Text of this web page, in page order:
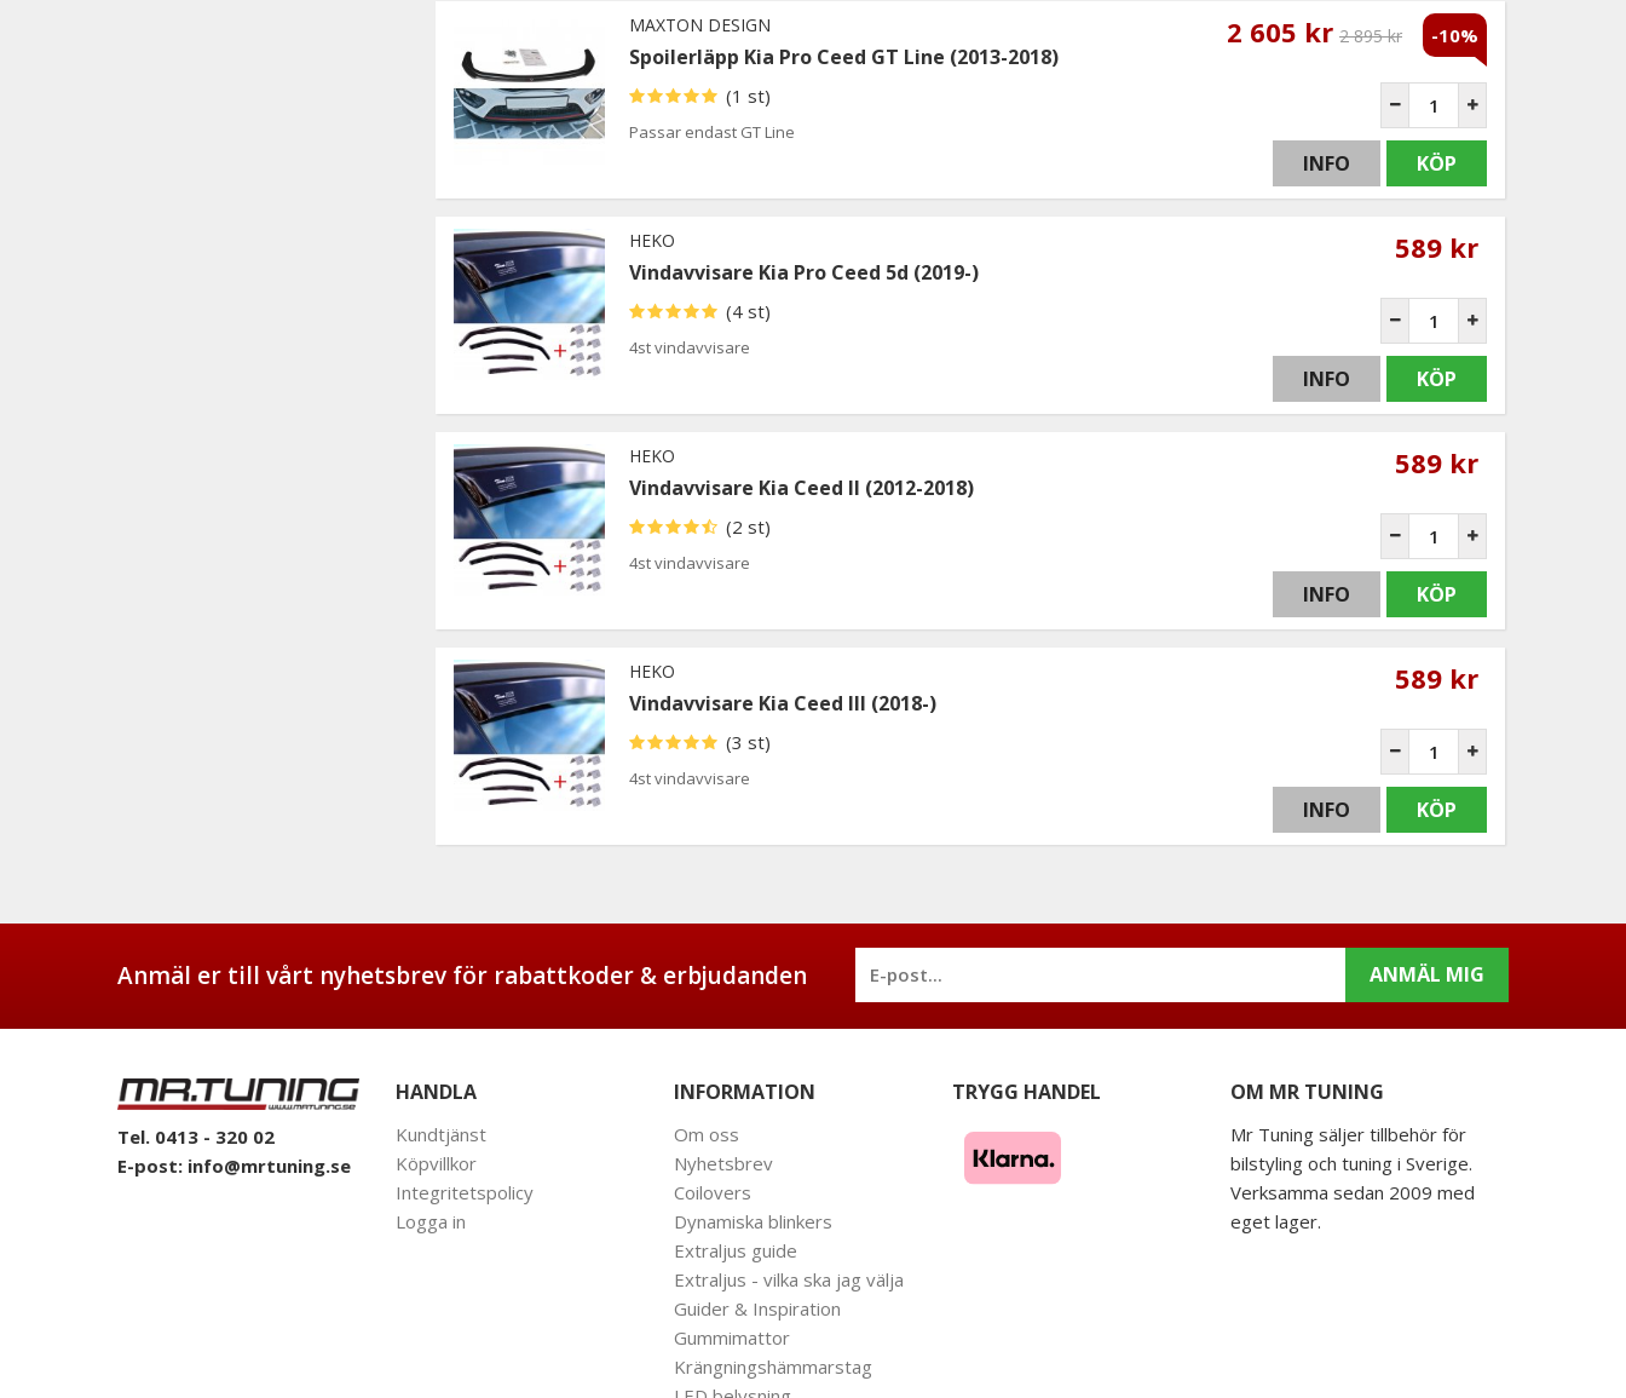
MAXTON DESIGN
Spoilerläpp Kia Pro Ceed GT Line (2013-2018)
(1 st)
Passar endast GT Line
2 605 kr 2 895 kr -10%
INFO KÖP
HEKO
Vindavvisare Kia Pro Ceed 5d (2019-)
(4 st)
4st vindavvisare
589 kr
INFO KÖP
HEKO
Vindavvisare Kia Ceed II (2012-2018)
(2 st)
4st vindavvisare
589 kr
INFO KÖP
HEKO
Vindavvisare Kia Ceed III (2018-)
(3 st)
4st vindavvisare
589 kr
INFO KÖP
Anmäl er till vårt nyhetsbrev för rabattkoder & erbjudanden ANMÄL MIG
Tel. 0413 - 320 02
E-post: info@mrtuning.se
HANDLA
Kundtjänst
Köpvillkor
Integritetspolicy
Logga in
INFORMATION
Om oss
Nyhetsbrev
Coilovers
Dynamiska blinkers
Extraljus guide
Extraljus - vilka ska jag välja
Guider & Inspiration
Gummimattor
Krängningshämmarstag
TRYGG HANDEL OM MR TUNING
Mr Tuning säljer tillbehör för
bilstyling och tuning i Sverige.
Verksamma sedan 2009 med
eget lager.